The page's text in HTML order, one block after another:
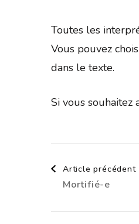
Toutes les
Vous pouvez
dans le texte.
Si vous souhaitez
d'article
Article précédent
Mortifié-e